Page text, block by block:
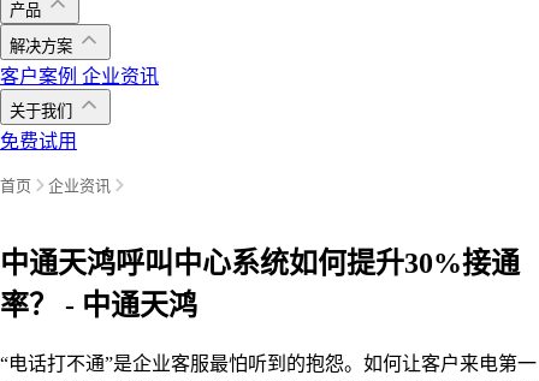
产品
解决方案
客户案例 企业资讯
关于我们
免费试用
首页 企业资讯
中通天鸿呼叫中心系统如何提升30%接通
率？ - 中通天鸿
“电话打不通”是企业客服最怕听到的抱怨。如何让客户来电第一